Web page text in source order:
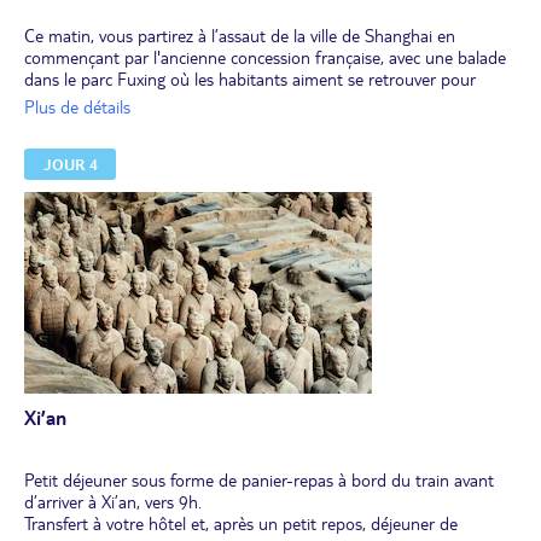
Ce matin, vous partirez à l’assaut de la ville de Shanghai en
commençant par l'ancienne concession française, avec une balade
dans le parc Fuxing où les habitants aiment se retrouver pour
danser, jouer ou profiter de la sérénité des lieux. Route pour le
2000 ans. Balade dans ses vieilles ruelles bordées d’échoppes, de
maisons d’époque et de canaux.
Déjeuner en cours de visite.
L’après-midi, retour en ville et visite du musée de Shanghai
abritant de prestigieuses collections de jades, de bronzes et de
porcelaines. Enfin, découverte d’une fabrique de soie. Dîner libre.
En soirée, embarquement à bord du train de nuit vers Xi’an en
couchettes "molles" confortables, soit l’équivalent de la 1re classe.
Plus de détails
JOUR 4
Xi’an
Petit déjeuner sous forme de panier-repas à bord du train avant
d’arriver à Xi’an, vers 9h.
Transfert à votre hôtel et, après un petit repos, déjeuner de